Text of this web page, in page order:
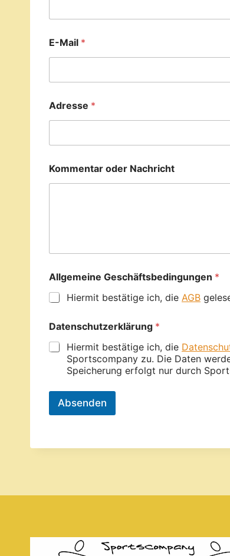
E-Mail *
Adresse *
Kommentar oder Nachricht
Allgemeine Geschäftsbedingungen *
Hiermit bestätige ich, die AGB
Datenschutzerklärung *
Hiermit bestätige ich, die
Sportscompany zu. Die Daten
Speicherung erfolgt nur durch
Absenden